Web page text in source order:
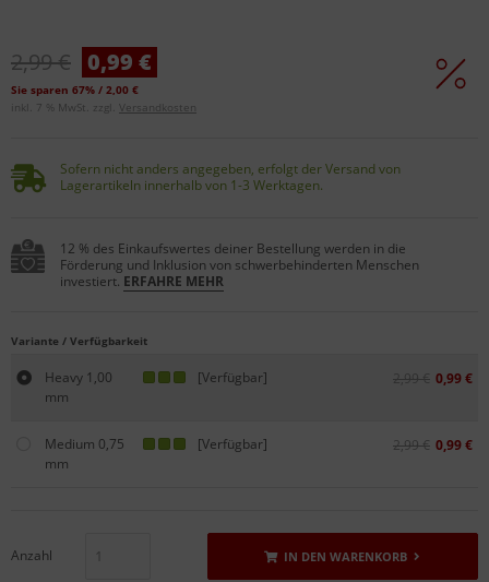
2,99 € 0,99 €
Sie sparen 67% / 2,00 €
inkl. 7 % MwSt. zzgl. Versandkosten
Sofern nicht anders angegeben, erfolgt der Versand von
Lagerartikeln innerhalb von 1-3 Werktagen.
12 % des Einkaufswertes deiner Bestellung werden in die
Förderung und Inklusion von schwerbehinderten Menschen
investiert. ERFAHRE MEHR
Variante / Verfügbarkeit
Heavy 1,00
mm
[Verfügbar] 2,99 € 0,99 €
Medium 0,75
mm
[Verfügbar] 2,99 € 0,99 €
Anzahl IN DEN WARENKORB